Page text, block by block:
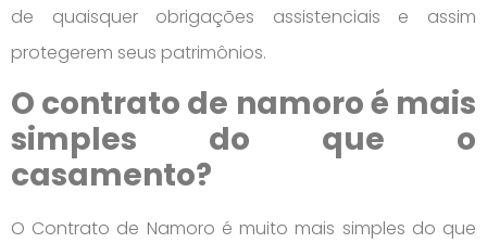
de quaisquer obrigações assistenciais e assim
protegerem seus patrimônios.
O contrato de namoro é mais
simples do que o
casamento?
O Contrato de Namoro é muito mais simples do que